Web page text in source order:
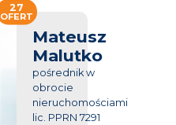
Mateusz
Malutko
pośrednik w
obrocie
nieruchomościami
lic. PPRN 7291
27
OFERT